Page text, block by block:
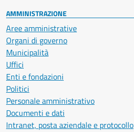
AMMINISTRAZIONE
Aree amministrative
Organi di governo
Municipalità
Uffici
Enti e fondazioni
Politici
Personale amministrativo
Documenti e dati
Intranet, posta aziendale e protocollo